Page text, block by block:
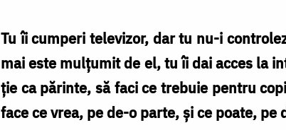
Tu îi cumperi televizor, dar tu nu-i
mai este mulţumit de el, tu îi dai acces la
ţie ca părinte, să faci ce trebuie pentru
face ce vrea, pe de-o parte, şi ce poate,